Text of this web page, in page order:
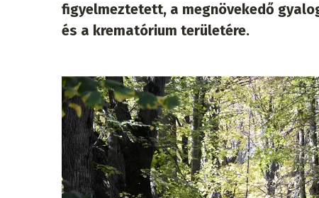
figyelmeztetett, a megnövekedő
és a krematórium területére.